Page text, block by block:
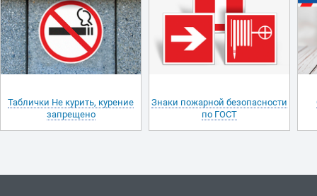
Таблички Не курить, курение
запрещено
Знаки пожарной безопасности
по ГОСТ